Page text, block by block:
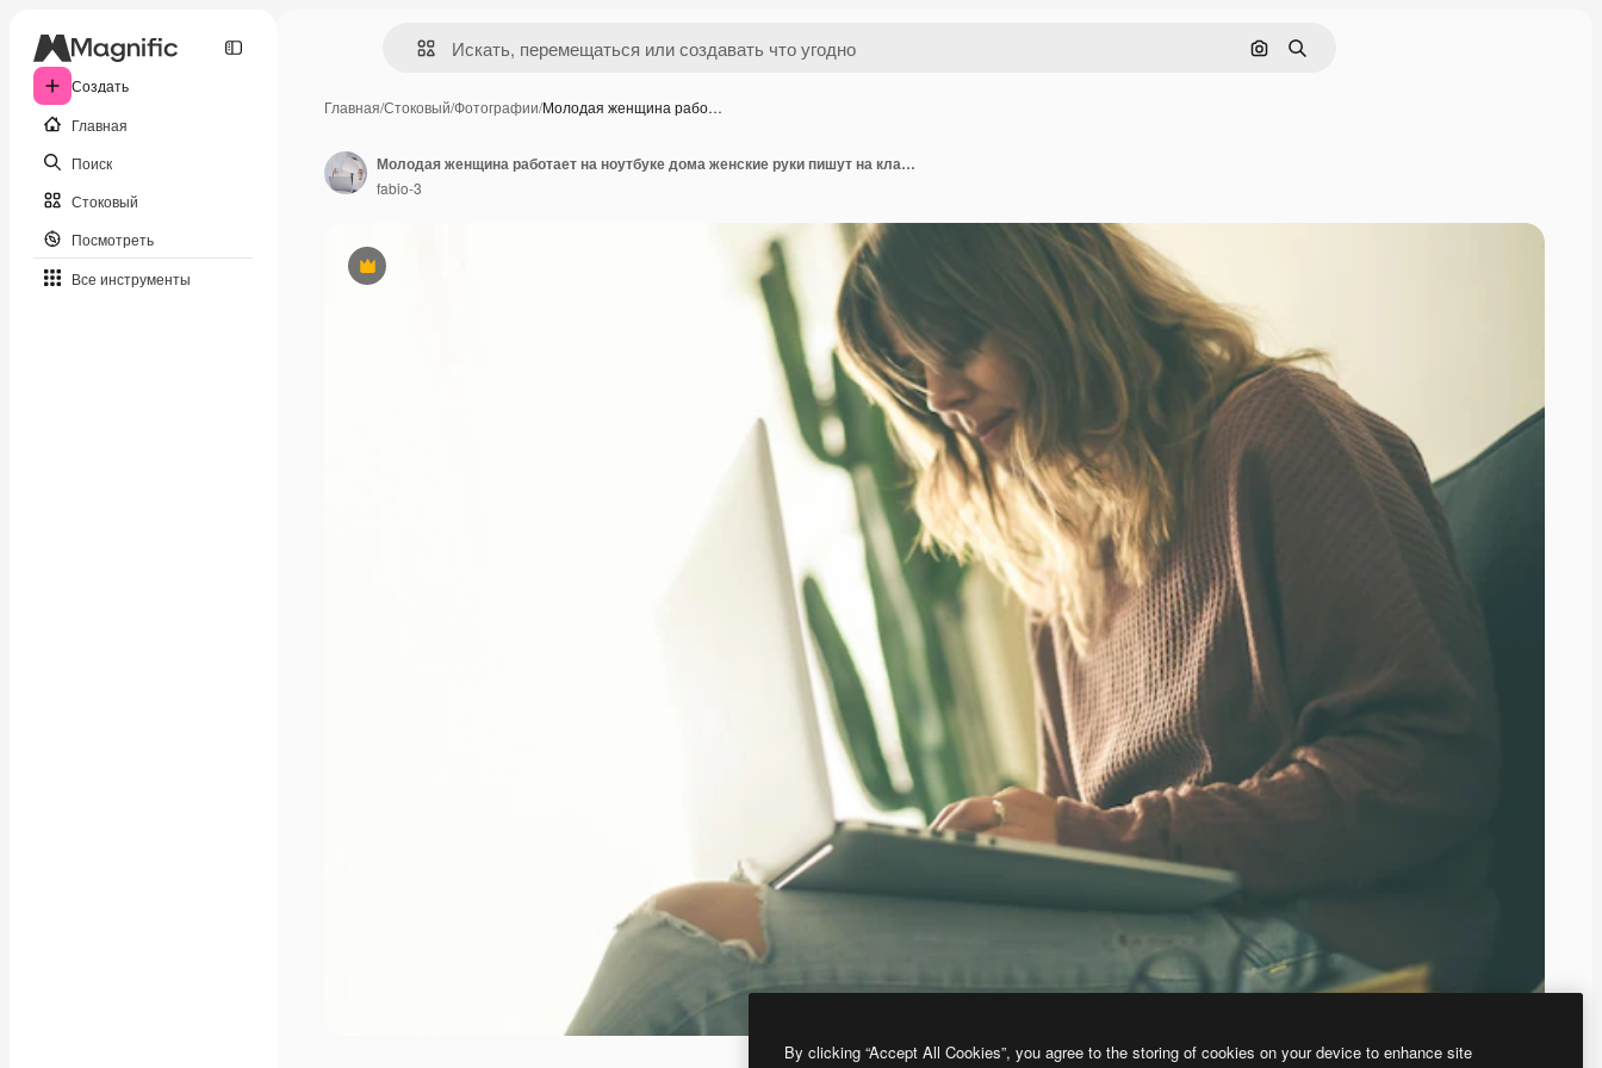
Создать
Главная
Поиск
Стоковый
Посмотреть
Все инструменты
Поиск по изображению
Поиск
Главная/Стоковый/Фотографии/Молодая женщина рабо…
Премиум
Молодая женщина работает на ноутбуке дома женские руки пишут на клавиатуре компьютера подросток делает видео звонок
fabio-3
By clicking “Accept All Cookies”, you agree to the storing of cookies on your device to enhance site